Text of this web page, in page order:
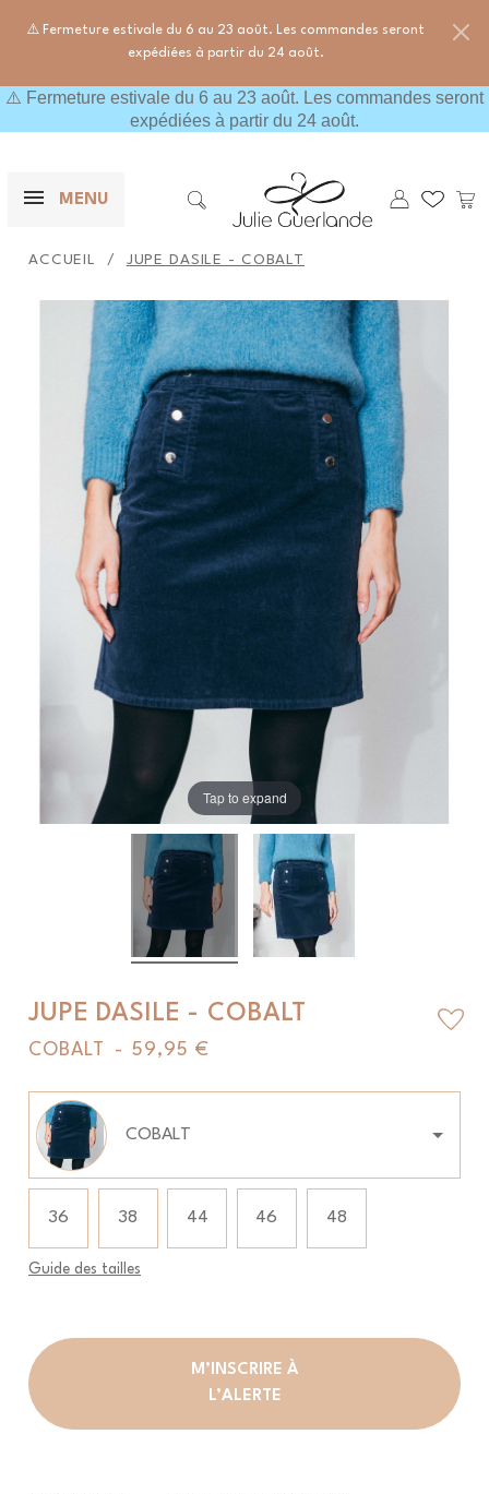
⚠️ Fermeture estivale du 6 au 23 août. Les commandes seront
expédiées à partir du 24 août.
⚠️ Fermeture estivale du 6 au 23 août. Les commandes seront
expédiées à partir du 24 août.
MENU Mes

ACCUEIL JUPE DASILE - COBALT
Tap to expand
JUPE DASILE - COBALT favorite_border
COBALT - 59,95 €
Couleur
COBALT
36
38 44 46 48
Guide des tailles
M’INSCRIRE À
L’ALERTE